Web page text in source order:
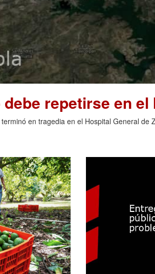
repetirse en el
en tragedia en el Hospital General de